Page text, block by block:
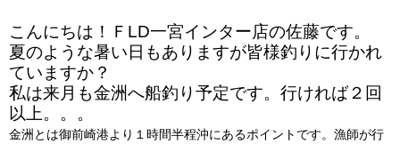
こんにちは！ＦLD一宮インター店の佐藤です。
夏のような暑い日もありますが皆様釣りに行かれ
ていますか？
私は来月も金洲へ船釣り予定です。行ければ２回
以上。。。
金洲とは御前崎港より１時間半程沖にあるポイントです。漁師が行